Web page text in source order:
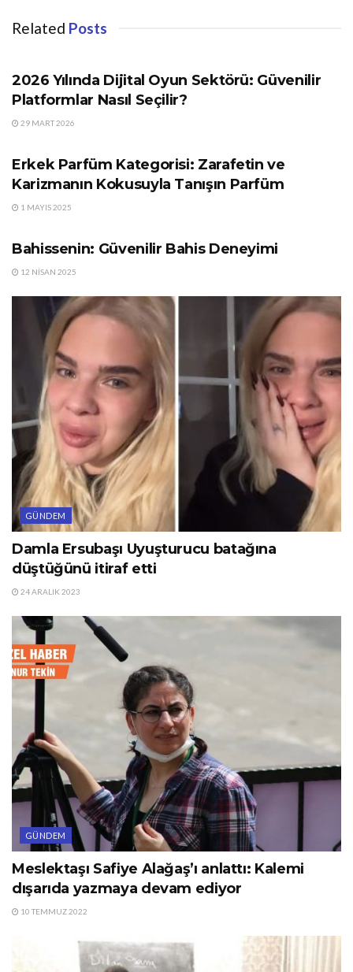
Related Posts
2026 Yılında Dijital Oyun Sektörü: Güvenilir
Platformlar Nasıl Seçilir?
29 MART 2026
Erkek Parfüm Kategorisi: Zarafetin ve
Karizmanın Kokusuyla Tanışın Parfüm
1 MAYIS 2025
Bahissenin: Güvenilir Bahis Deneyimi
12 NISAN 2025
GÜNDEM
Damla Ersubaşı Uyuşturucu batağına
düştüğünü itiraf etti
24 ARALIK 2023
GÜNDEM
Meslektaşı Safiye Alağaş’ı anlattı: Kalemi
dışarıda yazmaya devam ediyor
10 TEMMUZ 2022